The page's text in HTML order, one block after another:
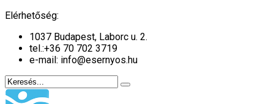
Elérhetőség:
1037 Budapest, Laborc u. 2.
tel.:+36 70 702 3719
e-mail: info@esernyos.hu
év
hónap
év
hónap